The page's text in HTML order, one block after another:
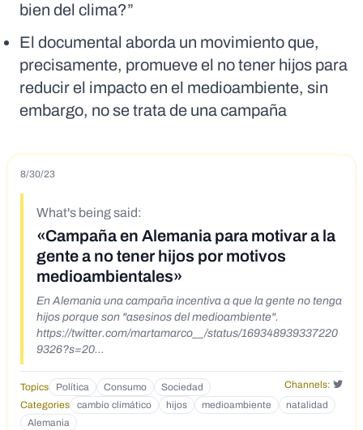
bien del clima?”
El documental aborda un movimiento que,
precisamente, promueve el no tener hijos para
reducir el impacto en el medioambiente, sin
embargo, no se trata de una campaña
8/30/23
What's being said:
«Campaña en Alemania para motivar a la
gente a no tener hijos por motivos
medioambientales»
En Alemania una campaña incentiva a que la gente no tenga
hijos porque son "asesinos del medioambiente".
https://twitter.com/martamarco__/status/169348939337220
9326?s=20
746?s=20
Topics Política Consumo Sociedad
Channels:
Categories
cambio climático hijos medioambiente
natalidad
Alemania